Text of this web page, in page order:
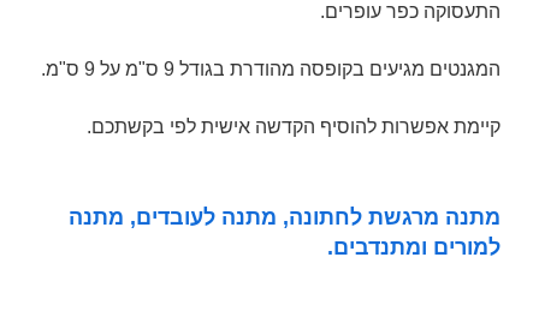
התעסוקה כפר עופרים.
המגנטים מגיעים בקופסה מהודרת בגודל 9 ס"מ על 9 ס"מ.
קיימת אפשרות להוסיף הקדשה אישית לפי בקשתכם.
מתנה מרגשת לחתונה, מתנה לעובדים, מתנה
למורים ומתנדבים.